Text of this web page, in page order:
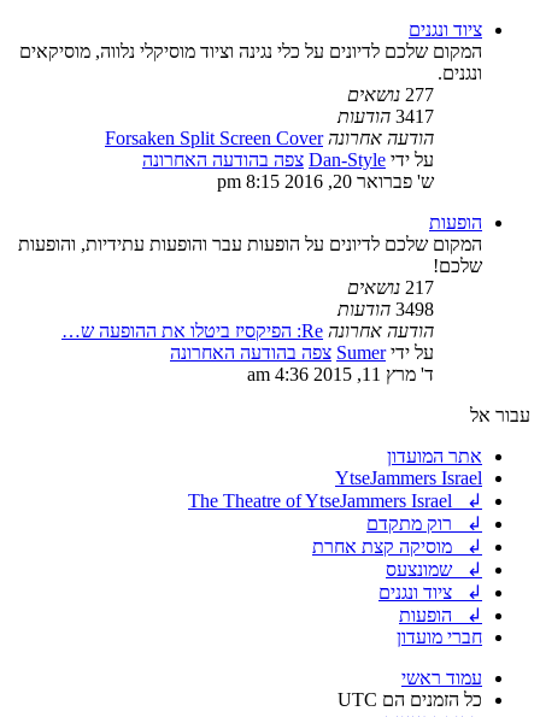
ציוד ונגנים
המקום שלכם לדיונים על כלי נגינה וציוד מוסיקלי נלווה, מוסיקאים
ונגנים.
277 נושאים
3417 הודעות
הודעה אחרונה Forsaken Split Screen Cover
על ידי Dan-Style צפה בהודעה האחרונה
ש' פברואר 20, 2016 8:15 pm
הופעות
המקום שלכם לדיונים על הופעות עבר והופעות עתידיות, והופעות
שלכם!
217 נושאים
3498 הודעות
הודעה אחרונה Re: הפיקסיז ביטלו את ההופעה ש…
על ידיSumer צפה בהודעה האחרונה
ד' מרץ 11, 2015 4:36 am
עבור אל
אתר המועדון
YtseJammers Israel
↲ The Theatre of YtseJammers Israel
↲ רוק מתקדם
↲ מוסיקה קצת אחרת
↲ שמונצעס
↲ ציוד ונגנים
↲ הופעות
חברי מועדון
עמוד ראשי
כל הזמנים הם UTC